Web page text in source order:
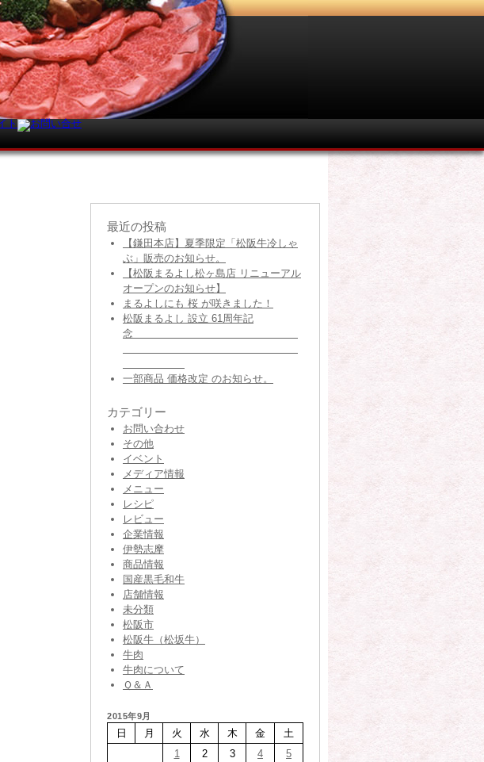
最近の投稿
【鎌田本店】夏季限定「松阪牛冷しゃ
ぶ」販売のお知らせ。
【松阪まるよし松ヶ島店 リニューアル
オープンのお知らせ】
まるよしにも 桜 が咲きました！
松阪まるよし 設立 61周年記
念
一部商品 価格改定 のお知らせ。
カテゴリー
お問い合わせ
その他
イベント
メディア情報
メニュー
レシピ
レビュー
企業情報
伊勢志摩
商品情報
国産黒毛和牛
店舗情報
未分類
松阪市
松阪牛（松坂牛）
牛肉
牛肉について
Ｑ＆Ａ
2015年9月
日 月 火 水 木 金
土
1
2 3 4
5